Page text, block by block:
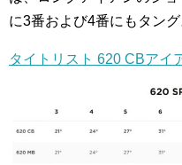
に3番および4番にもタン
タイトリスト 620 CBアイ